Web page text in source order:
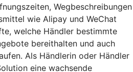
Wegbeschreibungen
wie Alipay und WeChat
welche Händler bestimmte
bereithalten und auch
Als Händlerin oder Händler
eine wachsende